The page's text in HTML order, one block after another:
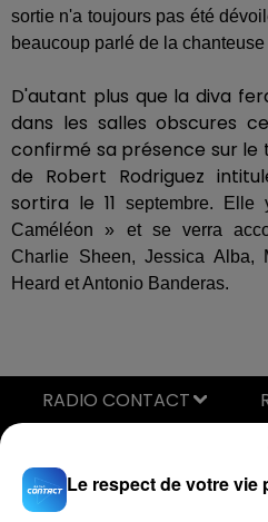
sortie n'a toujours pas été
beaucoup parlé de la
D'autant plus que la diva
dans les salles obscures
confirmé sa présence sur le
de Robert Rodriguez
sortira le 11
septembre. Elle
Caméléon » et se verra
Charlie Sheen, Jessica Alba,
Heard et Antonio Banderas.
Save
THE
Le respect de votre